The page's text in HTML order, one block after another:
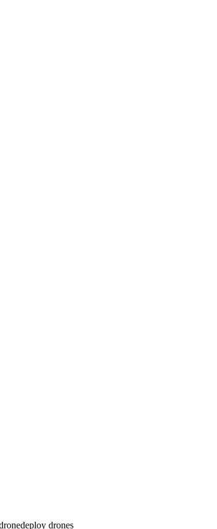
drones